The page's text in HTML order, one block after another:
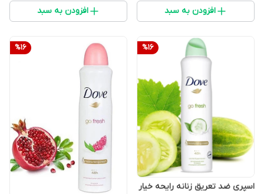
افزودن به سبد افزودن به سبد
%16
اسپری ضد تعریق زنانه رایحه خیار
%16